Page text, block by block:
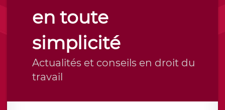
en toute
simplicité
Actualités et conseils en droit du
travail